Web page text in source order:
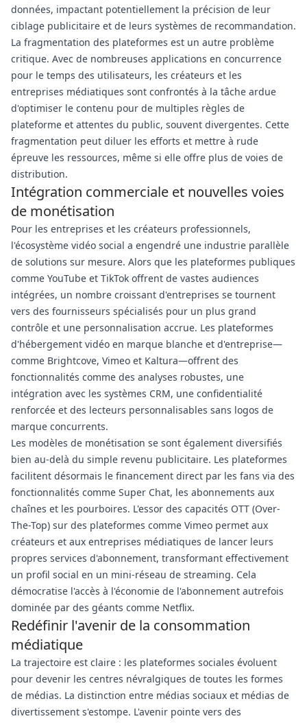
données, impactant potentiellement la précision de leur
ciblage publicitaire et de leurs systèmes de recommandation.
La fragmentation des plateformes est un autre problème
critique. Avec de nombreuses applications en concurrence
pour le temps des utilisateurs, les créateurs et les
entreprises médiatiques sont confrontés à la tâche ardue
d'optimiser le contenu pour de multiples règles de
plateforme et attentes du public, souvent divergentes. Cette
fragmentation peut diluer les efforts et mettre à rude
épreuve les ressources, même si elle offre plus de voies de
distribution.
Intégration commerciale et nouvelles voies
de monétisation
Pour les entreprises et les créateurs professionnels,
l'écosystème vidéo social a engendré une industrie parallèle
de solutions sur mesure. Alors que les plateformes publiques
comme YouTube et TikTok offrent de vastes audiences
intégrées, un nombre croissant d'entreprises se tournent
vers des fournisseurs spécialisés pour un plus grand
contrôle et une personnalisation accrue. Les plateformes
d'hébergement vidéo en marque blanche et d'entreprise—
comme Brightcove, Vimeo et Kaltura—offrent des
fonctionnalités comme des analyses robustes, une
intégration avec les systèmes CRM, une confidentialité
renforcée et des lecteurs personnalisables sans logos de
marque concurrents.
Les modèles de monétisation se sont également diversifiés
bien au-delà du simple revenu publicitaire. Les plateformes
facilitent désormais le financement direct par les fans via des
fonctionnalités comme Super Chat, les abonnements aux
chaînes et les pourboires. L'essor des capacités OTT (Over-
The-Top) sur des plateformes comme Vimeo permet aux
créateurs et aux entreprises médiatiques de lancer leurs
propres services d'abonnement, transformant effectivement
un profil social en un mini-réseau de streaming. Cela
démocratise l'accès à l'économie de l'abonnement autrefois
dominée par des géants comme Netflix.
Redéfinir l'avenir de la consommation
médiatique
La trajectoire est claire : les plateformes sociales évoluent
pour devenir les centres névralgiques de toutes les formes
de médias. La distinction entre médias sociaux et médias de
divertissement s'estompe. L'avenir pointe vers des